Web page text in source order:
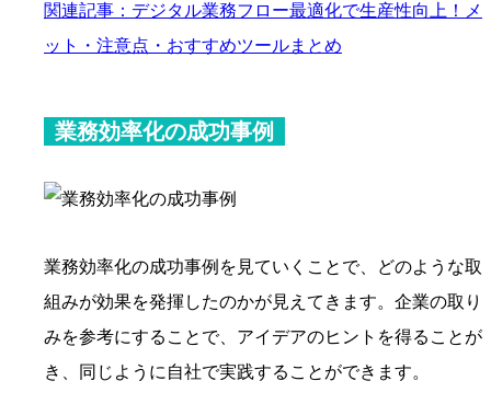
関連記事：デジタル業務フロー最適化で生産性向上！メ
ット・注意点・おすすめツールまとめ
業務効率化の成功事例
業務効率化の成功事例を見ていくことで、どのような取
組みが効果を発揮したのかが見えてきます。企業の取り
みを参考にすることで、アイデアのヒントを得ることが
き、同じように自社で実践することができます。